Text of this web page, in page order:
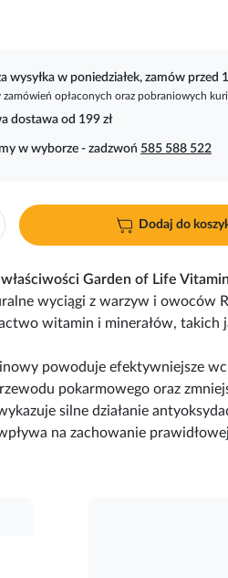
wysyłka w poniedziałek, zamów
zamówień opłaconych oraz pobraniowych
dostawa od 199 zł
w wyborze - zadzwoń 585 588 522
Dodaj do
Garden of Life
wyciągi z warzyw i owoców
witamin i minerałów, takich
powoduje efektywniejsze
pokarmowego oraz
silne działanie
na zachowanie